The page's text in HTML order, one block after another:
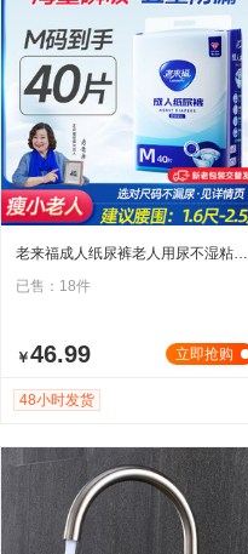
老来福成人纸尿裤老人用尿不湿粘贴式男女专用老年人用3码
已售：18件
立即抢购
￥46.99
48小时发货